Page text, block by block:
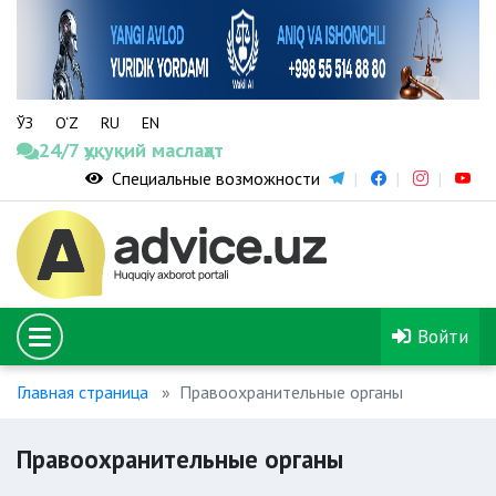
ЎЗ O‘Z RU EN
24/7 ҳуқуқий маслаҳат
Специальные возможности
Войти
Главная страница Правоохранительные органы
Правоохранительные органы